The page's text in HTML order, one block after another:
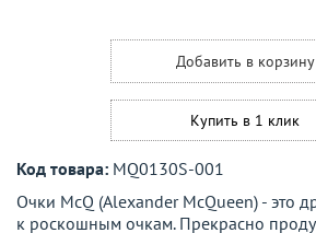
Добавить в корзину
Купить в 1 клик
Код товара: MQ0130S-001
Очки McQ (Alexander McQueen) - это
к роскошным очкам. Прекрасно